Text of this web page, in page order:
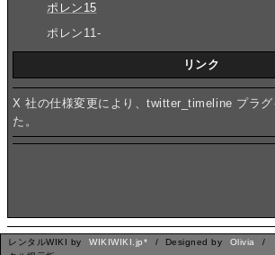
ポレン15
ポレン11-
リンク
X 社の仕様変更により、twitter_timeline プラグ
た。
レンタルWIKI by WIKIWIKI.jp* / Designed by Olivia /